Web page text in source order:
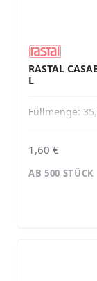
RASTAL
L
Füllmenge:
1,60 €
AB 500 STÜCK